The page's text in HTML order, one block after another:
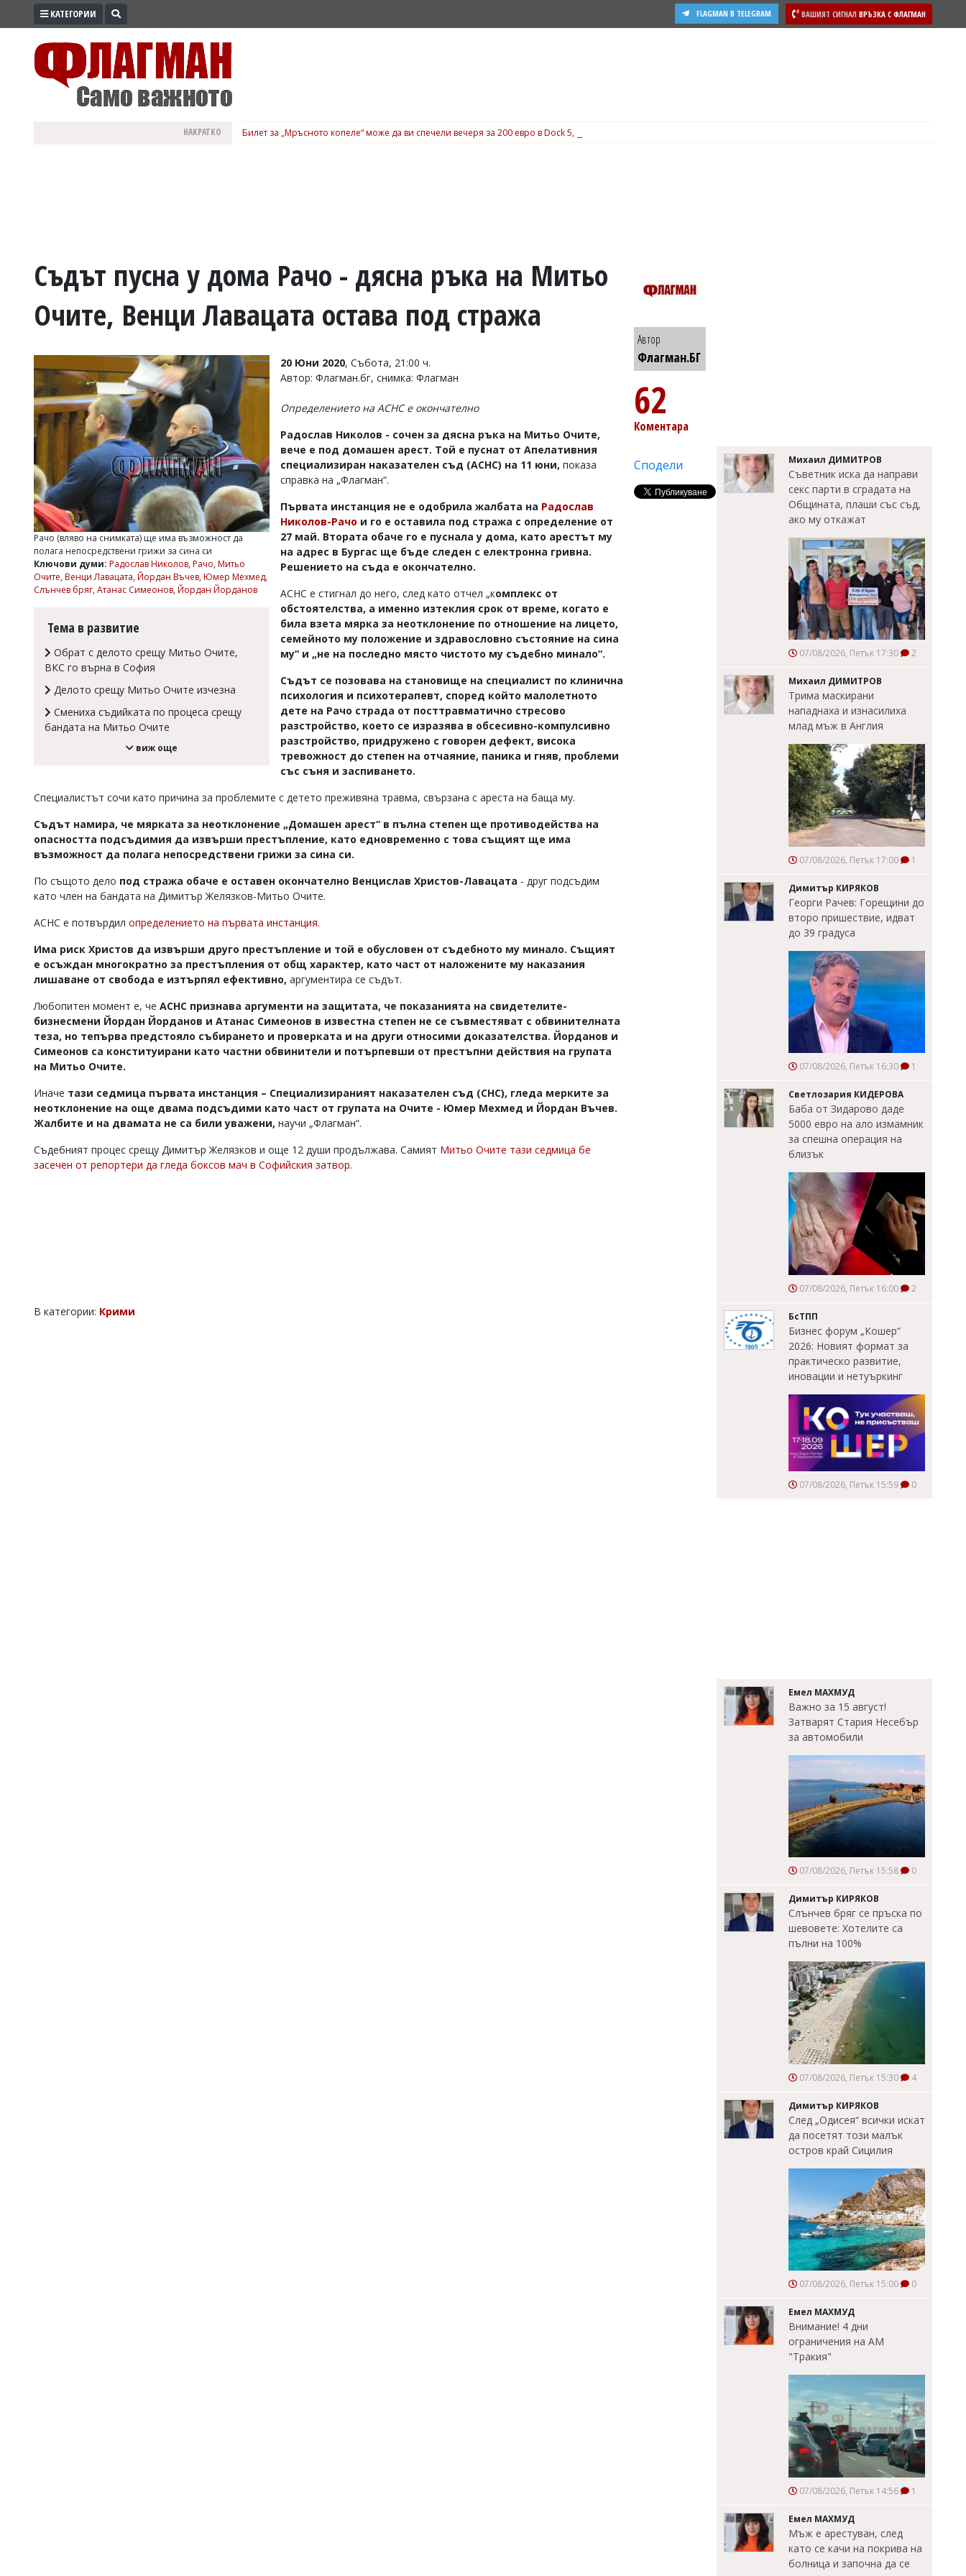
ПРОМО
ВОЙНАТА
УКРАЙНА
РАЗСЛЕДВАНЕ
БИЗНЕС
Веселин
Василев,
v.vasilev@flagman.bg
Касабова,
k.kassabova@flagman.bg
Главен
редактор:
office@flagman.bg
Коментарите
въвеждат
отговорност
откриете
КАТЕГОРИИ ВАШИЯТ СИГНАЛ ВРЪЗКА С ФЛАГМАН
FLAGMAN В TELEGRAM
НАКРАТКО Билет за „Мръсното копеле“ може да ви спечели вечеря за 200 евро в Dock 5, вижте подробности
Съдът пусна у дома Рачо - дясна ръка на Митьо
Очите, Венци Лавацата остава под стража
Рачо (вляво на снимката) ще има възможност да
полага непосредствени грижи за сина си
Ключови думи: Радослав Николов, Рачо, Митьо
Очите, Венци Лавацата, Йордан Въчев, Юмер Мехмед,
Слънчев бряг, Атанас Симеонов, Йордан Йорданов
Тема в развитие
Обрат с делото срещу Митьо Очите,
ВКС го върна в София
Делото срещу Митьо Очите изчезна
Смениха съдийката по процеса срещу
бандата на Митьо Очите
виж още
20 Юни 2020, Събота, 21:00 ч.
Автор: Флагман.бг, снимка: Флагман
Определението на АСНС е окончателно
Радослав Николов - сочен за дясна ръка на Митьо Очите,
вече е под домашен арест. Той е пуснат от Апелативния
специализиран наказателен съд (АСНС) на 11 юни, показа
справка на „Флагман“.
Първата инстанция не е одобрила жалбата на Радослав
Николов-Рачо и го е оставила под стража с определение от
27 май. Втората обаче го е пуснала у дома, като арестът му
на адрес в Бургас ще бъде следен с електронна гривна.
Решението на съда е окончателно.
АСНС е стигнал до него, след като отчел „комплекс от
обстоятелства, а именно изтеклия срок от време, когато е
била взета мярка за неотклонение по отношение на лицето,
семейното му положение и здравословно състояние на сина
му“ и „не на последно място чистото му съдебно минало“.
Съдът се позовава на становище на специалист по клинична
психология и психотерапевт, според който малолетното
дете на Рачо страда от посттравматично стресово
разстройство, което се изразява в обсесивно-компулсивно
разстройство, придружено с говорен дефект, висока
тревожност до степен на отчаяние, паника и гняв, проблеми
със съня и заспиването.
Специалистът сочи като причина за проблемите с детето преживяна травма, свързана с ареста на баща му.
Съдът намира, че мярката за неотклонение „Домашен арест“ в пълна степен ще противодейства на
опасността подсъдимия да извърши престъпление, като едновременно с това същият ще има
възможност да полага непосредствени грижи за сина си.
По същото дело под стража обаче е оставен окончателно Венцислав Христов-Лавацата - друг подсъдим
като член на бандата на Димитър Желязков-Митьо Очите.
АСНС е потвърдил определението на първата инстанция.
Има риск Христов да извърши друго престъпление и той е обусловен от съдебното му минало. Същият
е осъждан многократно за престъпления от общ характер, като част от наложените му наказания
лишаване от свобода е изтърпял ефективно, аргументира се съдът.
Любопитен момент е, че АСНС признава аргументи на защитата, че показанията на свидетелите-
бизнесмени Йордан Йорданов и Атанас Симеонов в известна степен не се съвместяват с обвинителната
теза, но тепърва предстояло събирането и проверката и на други относими доказателства. Йорданов и
Симеонов са конституирани като частни обвинители и потърпевши от престъпни действия на групата
на Митьо Очите.
Иначе тази седмица първата инстанция – Специализираният наказателен съд (СНС), гледа мерките за
неотклонение на още двама подсъдими като част от групата на Очите - Юмер Мехмед и Йордан Въчев.
Жалбите и на двамата не са били уважени, научи „Флагман“.
Съдебният процес срещу Димитър Желязков и още 12 души продължава. Самият Митьо Очите тази седмица бе
засечен от репортери да гледа боксов мач в Софийския затвор.
В категории: Крими
Автор
Флагман.БГ
62
Коментара
Сподели Михаил ДИМИТРОВ
Съветник иска да направи
секс парти в сградата на
Общината, плаши със съд,
ако му откажат
07/08/2026, Петък 17:30 2
Михаил ДИМИТРОВ
Трима маскирани
нападнаха и изнасилиха
млад мъж в Англия
07/08/2026, Петък 17:00 1
Димитър КИРЯКОВ
Георги Рачев: Горещини до
второ пришествие, идват
до 39 градуса
07/08/2026, Петък 16:30 1
Светлозария КИДЕРОВА
Баба от Зидарово даде
5000 евро на ало измамник
за спешна операция на
близък
07/08/2026, Петък 16:00 2
БсТПП
Бизнес форум „Кошер“
2026: Новият формат за
практическо развитие,
иновации и нетуъркинг
07/08/2026, Петък 15:59 0
Емел МАХМУД
Важно за 15 август!
Затварят Стария Несебър
за автомобили
07/08/2026, Петък 15:58 0
Димитър КИРЯКОВ
Слънчев бряг се пръска по
шевовете: Хотелите са
пълни на 100%
07/08/2026, Петък 15:30 4
Димитър КИРЯКОВ
След „Одисея“ всички искат
да посетят този малък
остров край Сицилия
07/08/2026, Петък 15:00 0
Емел МАХМУД
Внимание! 4 дни
ограничения на АМ
"Тракия"
07/08/2026, Петък 14:56 1
Емел МАХМУД
Мъж е арестуван, след
като се качи на покрива на
болница и започна да се